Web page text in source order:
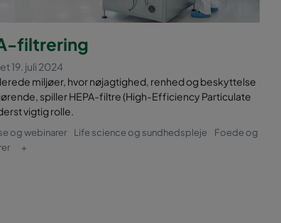
filtrering
19. juli 2024
miljøer, hvor nøjagtighed, renhed og beskyttelse
spiller HEPA-filtre (High-Efficiency Particulate
vigtig rolle.
og webinarer Life science og sundhedspleje
Foede og
+